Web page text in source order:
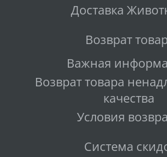
Доставка
Возврат
Важная
Возврат товара
качества
Условия
Система